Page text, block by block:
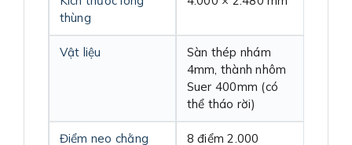
thùng
Vật liệu
Sàn thép nhám
4mm, thành nhôm
Suer 400mm (có
thể tháo rời)
Điểm neo chằng 8 điểm 2.000